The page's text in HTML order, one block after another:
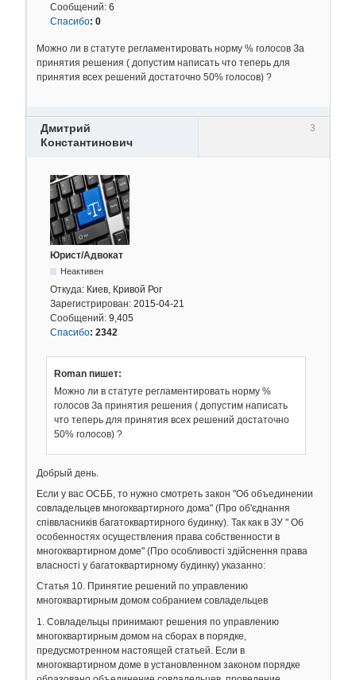
Сообщений: 6
Спасибо: 0
Можно ли в статуте регламентировать норму % голосов За
принятия решения ( допустим написать что теперь для
принятия всех решений достаточно 50% голосов) ?
3
Дмитрий
Константинович
Юрист/Адвокат
Неактивен
Откуда: Киев, Кривой Рог
Зарегистрирован: 2015-04-21
Сообщений: 9,405
Спасибо: 2342
Roman пишет:
Можно ли в статуте регламентировать норму %
голосов За принятия решения ( допустим написать
что теперь для принятия всех решений достаточно
50% голосов) ?
Добрый день.
Если у вас ОСББ, то нужно смотреть закон "Об объединении
совладельцев многоквартирного дома" (Про об'єднання
співвласників багатоквартирного будинку). Так как в ЗУ " Об
особенностях осуществления права собственности в
многоквартирном доме" (Про особливості здійснення права
власності у багатоквартирному будинку) указанно:
Статья 10. Принятие решений по управлению
многоквартирным домом собранием совладельцев
1. Совладельцы принимают решения по управлению
многоквартирным домом на сборах в порядке,
предусмотренном настоящей статьей. Если в
многоквартирном доме в установленном законом порядке